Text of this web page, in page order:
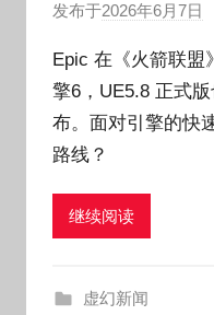
发布于2026年6月7日
:
k
Epic 在《火箭联盟
擎6，UE5.8 正式
布。面对引擎的快
路线？
继续阅读
虚幻新闻